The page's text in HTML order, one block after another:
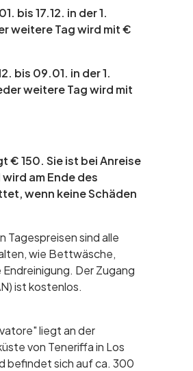
bis 17.12. in der 1.
weitere Tag wird mit €
bis 09.01. in der 1.
weitere Tag wird mit
€ 150. Sie ist bei Anreise
am Ende des
wenn keine Schäden
Tagespreisen sind alle
wie Bettwäsche,
Der Zugang
ist kostenlos.
liegt an der
von Teneriffa in Los
befindet sich auf ca. 300